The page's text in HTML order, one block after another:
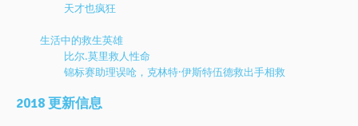
天才也疯狂
生活中的救生英雄
比尔.莫里救人性命
锦标赛助理误呛，克林特·伊斯特伍德救出手相救
2018 更新信息